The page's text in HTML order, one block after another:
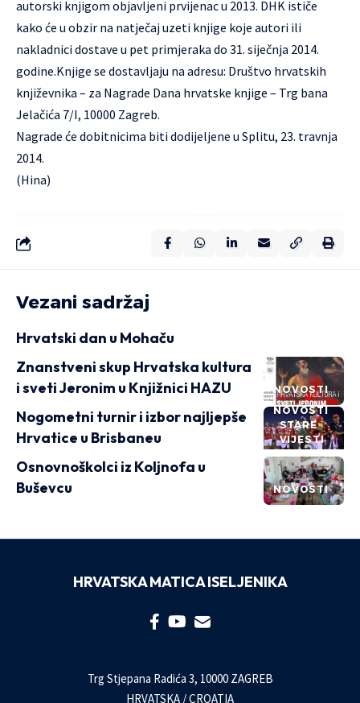
autorski knjigom objavljeni prvijenac u 2013. DHK ističe
kako će u obzir na natječaj uzeti knjige koje autori ili
nakladnici dostave u pet primjeraka do 31. siječnja 2014.
godine.Knjige se dostavljaju na adresu: Društvo hrvatskih
književnika – za Nagrade Dana hrvatske knjige – Trg bana
Jelačića 7/I, 10000 Zagreb.
Nagrade će dobitnicima biti dodijeljene u Splitu, 23. travnja
2014.
(Hina)
Vezani sadržaj
Hrvatski dan u Mohaču
NOVOSTI
Znanstveni skup Hrvatska kultura
i sveti Jeronim u Knjižnici HAZU
NOVOSTI
STARE
VIJESTI
Nogometni turnir i izbor najljepše
Hrvatice u Brisbaneu
NOVOSTI
Osnovnoškolci iz Koljnofa u
Buševcu
HRVATSKA MATICA ISELJENIKA
Trg Stjepana Radića 3, 10000 ZAGREB
HRVATSKA / CROATIA